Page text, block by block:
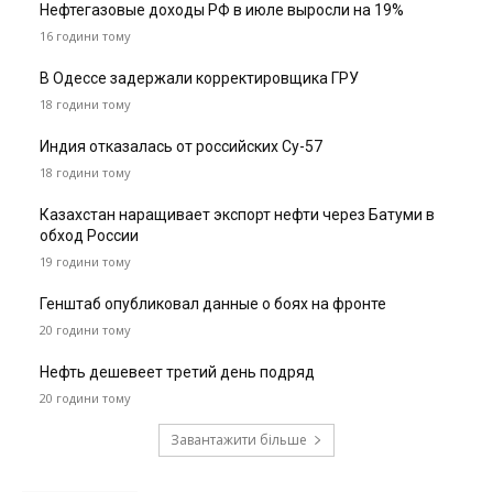
Нефтегазовые доходы РФ в июле выросли на 19%
16 години тому
В Одессе задержали корректировщика ГРУ
18 години тому
Индия отказалась от российских Су-57
18 години тому
Казахстан наращивает экспорт нефти через Батуми в
обход России
19 години тому
Генштаб опубликовал данные о боях на фронте
20 години тому
Нефть дешевеет третий день подряд
20 години тому
Завантажити більше